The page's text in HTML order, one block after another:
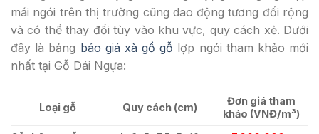
mái ngói trên thị trường cũng dao động tương đối rộng
và có thể thay đổi tùy vào khu vực, quy cách xẻ. Dưới
đây là bảng báo giá xà gồ gỗ lợp ngói tham khảo mới
nhất tại Gỗ Dái Ngựa:
Loại gỗ Quy cách (cm)
Đơn giá tham
khảo (VNĐ/m³)